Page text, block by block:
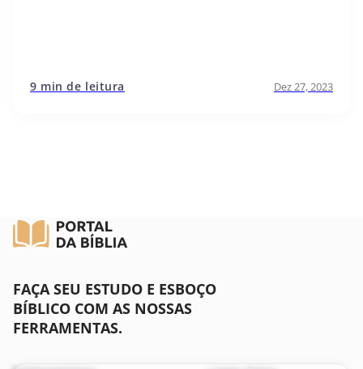
9 min de leitura Dez 27, 2023
FAÇA SEU ESTUDO E ESBOÇO
BÍBLICO COM AS NOSSAS
FERRAMENTAS.